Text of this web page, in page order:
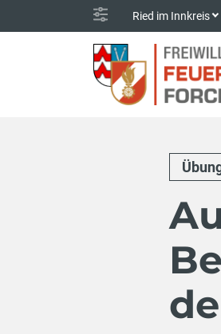
Ried im Innkreis